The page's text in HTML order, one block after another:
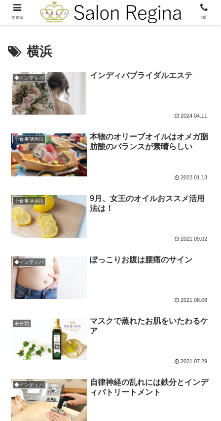
横浜
◆インディバ インディバブライダルエステ
2024.04.11
┣食事活用法
本物のオリーブオイルはオメガ脂
肪酸のバランスが素晴らしい
2022.01.13
┣食事活用法
9月、女王のオイルおススメ活用
法は！
2021.09.02
◆インディバ ぽっこりお腹は腰痛のサイン
2021.08.08
未分類
マスクで蒸れたお肌をいたわるケ
ア
2021.07.29
◆インディバ
自律神経の乱れには鉄分とインデ
ィバトリートメント
menu tel